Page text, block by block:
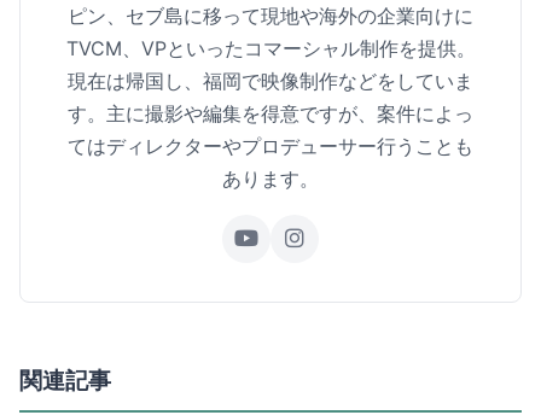
ピン、セブ島に移って現地や海外の企業向けに
TVCM、VPといったコマーシャル制作を提供。
現在は帰国し、福岡で映像制作などをしていま
す。主に撮影や編集を得意ですが、案件によっ
てはディレクターやプロデューサー行うことも
あります。
関連記事